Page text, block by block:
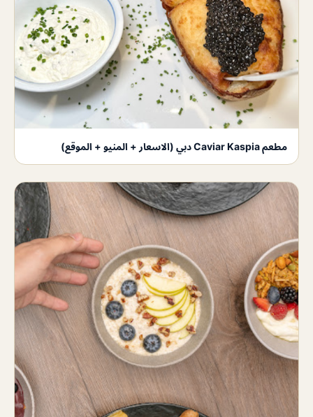
مطعم Caviar Kaspia دبي (الاسعار + المنيو + الموقع)